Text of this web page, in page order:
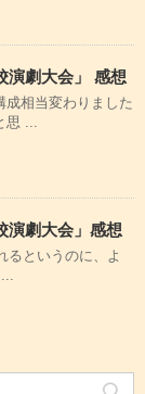
演劇大会」 感想
成相当変わりました
思 ...
演劇大会」感想
るというのに、よ